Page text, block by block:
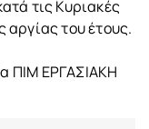
τις Κυριακές
αργίας του έτους.
ΠΙΜ ΕΡΓΑΣΙΑΚΗ